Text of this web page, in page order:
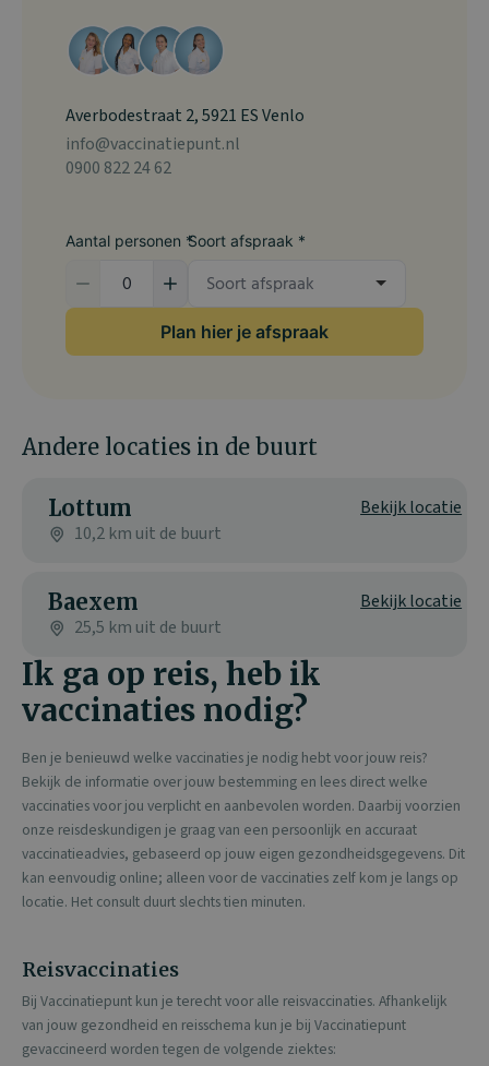
Averbodestraat 2, 5921 ES Venlo
info@vaccinatiepunt.nl
0900 822 24 62
Soort afspraak *
Aantal personen *
Plan hier je afspraak
Andere locaties in de buurt
Lottum
10,2 km uit de buurt
Bekijk locatie
Baexem
25,5 km uit de buurt
Bekijk locatie
Ik ga op reis, heb ik
vaccinaties nodig?
Ben je benieuwd welke vaccinaties je nodig hebt voor jouw reis?
Bekijk de informatie over jouw bestemming en lees direct welke
vaccinaties voor jou verplicht en aanbevolen worden. Daarbij voorzien
onze reisdeskundigen je graag van een persoonlijk en accuraat
vaccinatieadvies, gebaseerd op jouw eigen gezondheidsgegevens. Dit
kan eenvoudig online; alleen voor de vaccinaties zelf kom je langs op
locatie. Het consult duurt slechts tien minuten.
Reisvaccinaties
Bij Vaccinatiepunt kun je terecht voor alle reisvaccinaties. Afhankelijk
van jouw gezondheid en reisschema kun je bij Vaccinatiepunt
gevaccineerd worden tegen de volgende ziektes: